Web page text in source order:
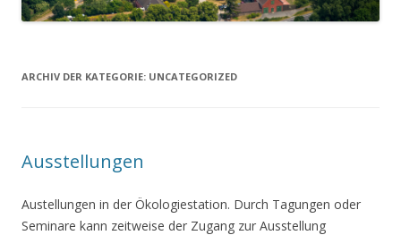
ARCHIV DER KATEGORIE: UNCATEGORIZED
Ausstellungen
Austellungen in der Ökologiestation. Durch Tagungen oder
Seminare kann zeitweise der Zugang zur Ausstellung